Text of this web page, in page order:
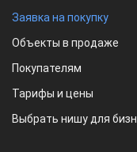
Заявка на покупку
Объекты в продаже
Покупателям
Тарифы и цены
Выбрать нишу для